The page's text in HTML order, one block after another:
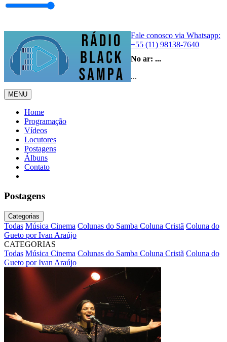
Fale conosco via Whatsapp:
+55 (11) 98138-7640
No ar: ...
...
MENU
Home
Programação
Vídeos
Locutores
Postagens
Álbuns
Contato
Postagens
Categorias
Todas Música Cinema Colunas do Samba Coluna Cristã Coluna do
Gueto por Ivan Araújo
CATEGORIAS
Todas Música Cinema Colunas do Samba Coluna Cristã Coluna do
Gueto por Ivan Araújo